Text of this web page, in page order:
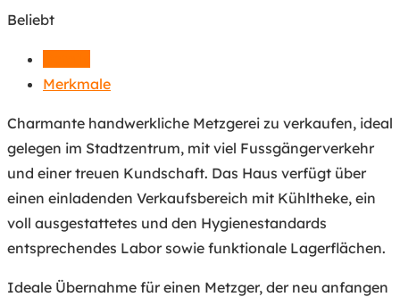
Beliebt
Merkmale
Charmante handwerkliche Metzgerei zu verkaufen, ideal
gelegen im Stadtzentrum, mit viel Fussgängerverkehr
und einer treuen Kundschaft. Das Haus verfügt über
einen einladenden Verkaufsbereich mit Kühltheke, ein
voll ausgestattetes und den Hygienestandards
entsprechendes Labor sowie funktionale Lagerflächen.
Ideale Übernahme für einen Metzger, der neu anfangen